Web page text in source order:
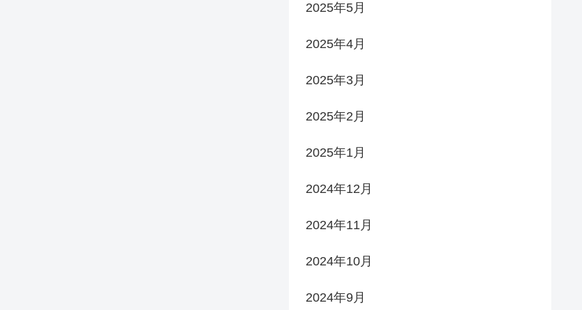
2025年5月
2025年4月
2025年3月
2025年2月
2025年1月
2024年12月
2024年11月
2024年10月
2024年9月